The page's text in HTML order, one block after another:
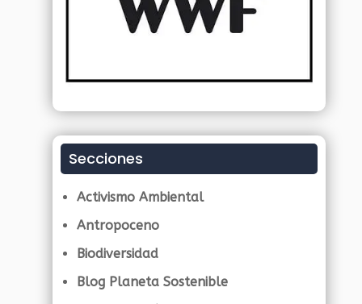
Secciones
Activismo Ambiental
Antropoceno
Biodiversidad
Blog Planeta Sostenible